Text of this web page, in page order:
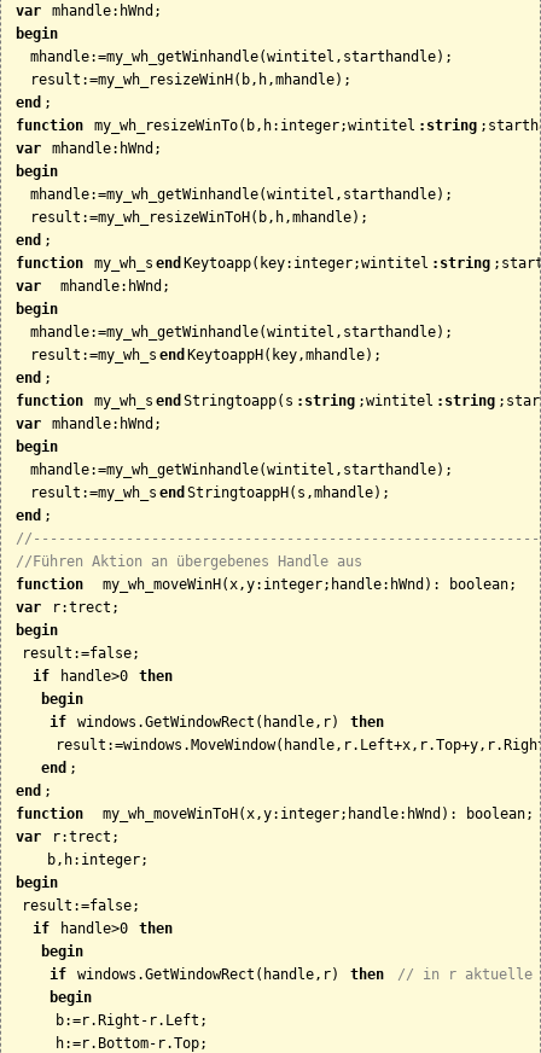
var
begin
  mhandle:=my_wh_getWinhandle(wintitel,starthandle);
end
function
my_wh_resizeWinTo(b,h:integer;wintitel :string
var
begin
  mhandle:=my_wh_getWinhandle(wintitel,starthandle);
end
function
my_wh_s end Keytoapp(key:integer;wintitel :string
var
begin
  mhandle:=my_wh_getWinhandle(wintitel,starthandle);
  result:=my_wh_s
end
end
function
my_wh_s end Stringtoapp(s :string ;wintitel :string
var
begin
  mhandle:=my_wh_getWinhandle(wintitel,starthandle);
  result:=my_wh_s
end
end
//Führen Aktion an übergebenes Handle aus
function
var
begin
result:=false;
if
handle>0
then
begin
if
windows.GetWindowRect(handle,r)
then
end
end
function
var
r:trect;
begin
result:=false;
if
handle>0
then
begin
if
windows.GetWindowRect(handle,r) then
// in r aktuelle
begin
     b:=r.Right-r.Left;
     h:=r.Bottom-r.Top;